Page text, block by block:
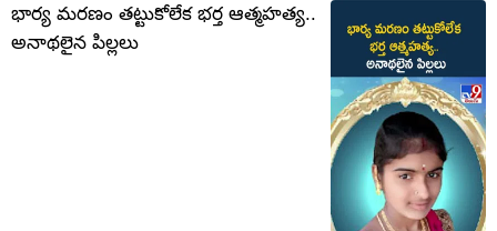
భార్య మరణం తట్టుకోలేక భర్త ఆత్మహత్య..
అనాథలైన పిల్లలు